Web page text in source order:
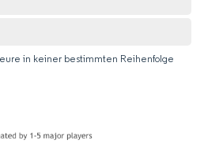
in keiner bestimmten Reihenfolge